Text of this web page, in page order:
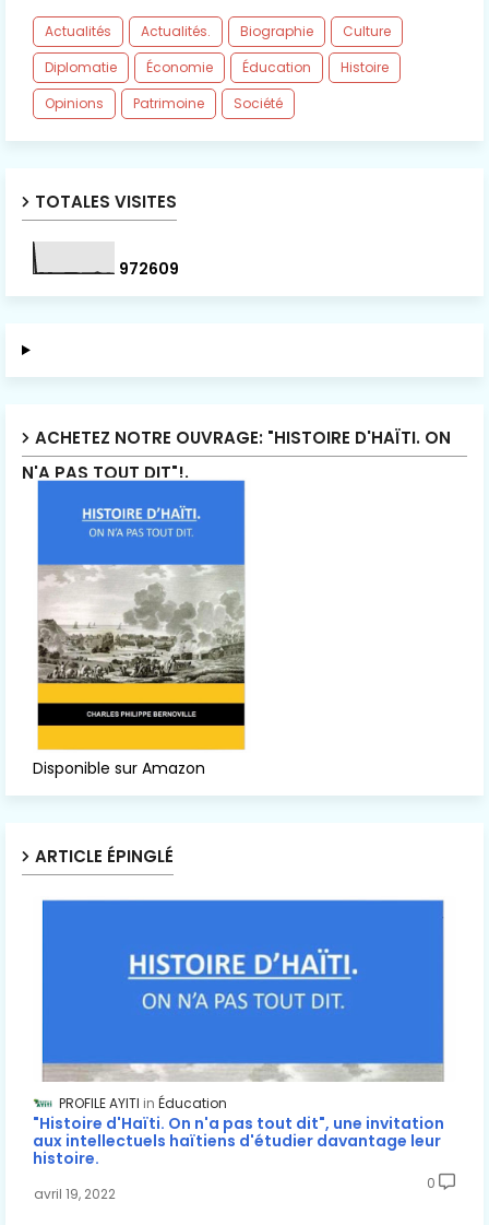
Actualités Actualités. Biographie
Culture
Diplomatie
Économie Éducation
Histoire
Opinions
Patrimoine Société
TOTALES VISITES
972609
ACHETEZ NOTRE OUVRAGE: "HISTOIRE D'HAÏTI. ON
N'A PAS TOUT DIT"!.
Disponible sur Amazon
ARTICLE ÉPINGLÉ
PROFILE AYITI Éducation
"Histoire d'Haïti. On n'a pas tout dit", une invitation
aux intellectuels haïtiens d'étudier davantage leur
histoire.
avril 19, 2022
0